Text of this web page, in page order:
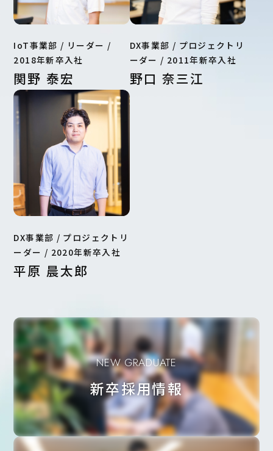
IoT事業部 / リーダー /
2018年新卒入社
関野 泰宏
DX事業部 / プロジェクトリ
ーダー / 2011年新卒入社
野口 奈三江
DX事業部 / プロジェクトリ
ーダー / 2020年新卒入社
平原 晨太郎
NEW GRADUATE
新卒採用情報